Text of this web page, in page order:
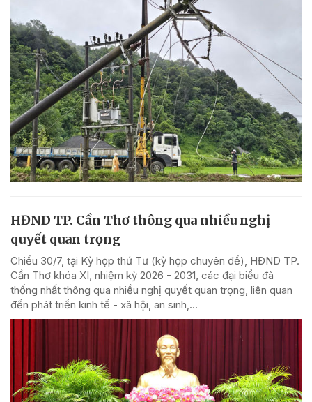
HĐND TP. Cần Thơ thông qua nhiều nghị
quyết quan trọng
Chiều 30/7, tại Kỳ họp thứ Tư (kỳ họp chuyên đề), HĐND TP.
Cần Thơ khóa XI, nhiệm kỳ 2026 - 2031, các đại biểu đã
thống nhất thông qua nhiều nghị quyết quan trọng, liên quan
đến phát triển kinh tế - xã hội, an sinh,...